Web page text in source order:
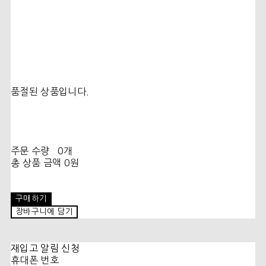
품절된 상품입니다.
주문 수량
0개
총 상품 금액 0원
구매하기
장바구니에 담기
재입고 알림 신청
휴대폰 번호